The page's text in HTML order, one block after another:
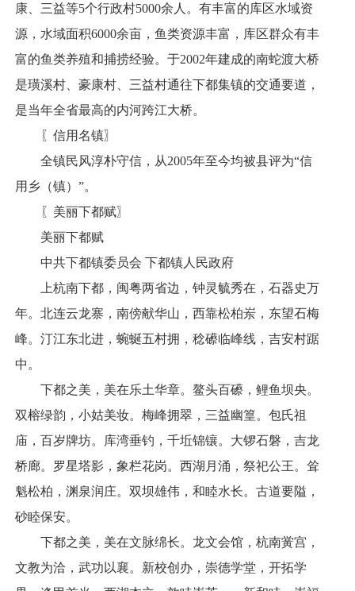
康、三益等5个行政村5000余人。有丰富的库区水域资
源，水域面积6000余亩，鱼类资源丰富，库区群众有丰
富的鱼类养殖和捕捞经验。于2002年建成的南蛇渡大桥
是璜溪村、豪康村、三益村通往下都集镇的交通要道，
是当年全省最高的内河跨江大桥。
〖信用名镇〗
全镇民风淳朴守信，从2005年至今均被县评为“信
用乡（镇）”。
〖美丽下都赋〗
美丽下都赋
中共下都镇委员会 下都镇人民政府
上杭南下都，闽粤两省边，钟灵毓秀在，石器史万
年。北连云龙寨，南傍献华山，西靠松柏岽，东望石梅
峰。汀江东北进，蜿蜒五村拥，稔礤临峰线，吉安村踞
中。
下都之美，美在乐土华章。鳌头百礤，鲤鱼坝央。
双榕绿韵，小姑美妆。梅峰拥翠，三益幽篁。包氏祖
庙，百岁牌坊。库湾垂钓，千坵锦镶。大锣石磐，吉龙
桥廊。罗星塔影，象栏花岗。西湖月涌，祭祀公王。耸
魁松柏，渊泉润庄。双坝雄伟，和睦水长。古道要隘，
砂睦保安。
下都之美，美在文脉绵长。龙文会馆，杭南黉宫，
文教为洽，武功以襄。新校创办，崇德学堂，开拓学